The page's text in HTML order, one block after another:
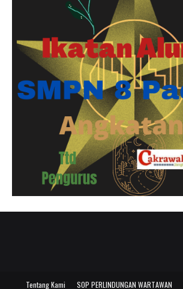
Tentang Kami SOP PERLINDUNGAN WARTAWAN